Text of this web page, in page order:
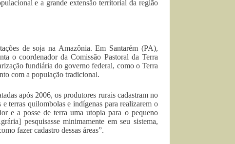
e a grande extensão territorial da região
de soja na Amazônia. Em Santarém (PA),
o coordenador da Comissão Pastoral da Terra
fundiária do governo federal, como o Terra
com a população tradicional.
após 2006, os produtores rurais cadastram no
e terras quilombolas e indígenas para realizarem o
e a posse de terra uma utopia para o pequeno
pesquisasse minimamente em seu sistema,
fazer cadastro dessas áreas”.